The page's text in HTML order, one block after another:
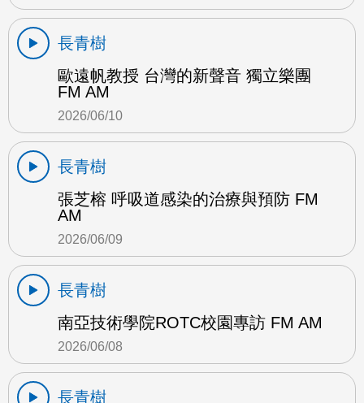
長青樹
歐遠帆教授 台灣的新聲音 獨立樂團
FM AM
2026/06/10
長青樹
張芝榕 呼吸道感染的治療與預防 FM
AM
2026/06/09
長青樹
南亞技術學院ROTC校園專訪 FM AM
2026/06/08
長青樹